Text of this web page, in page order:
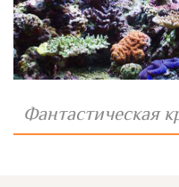
Фантастическая